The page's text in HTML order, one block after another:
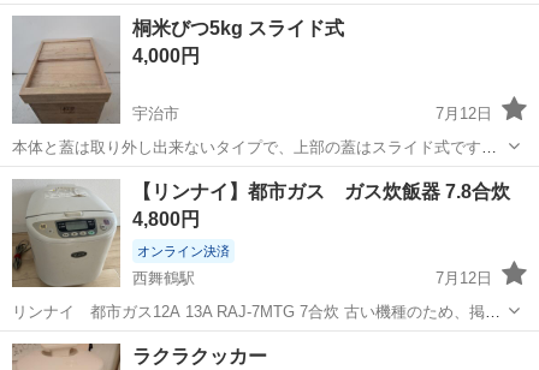
桐米びつ5kg スライド式
4,000円
宇治市
7月12日
本体と蓋は取り外し出来ないタイプで、上部の蓋はスライド式です。
底には網が備え付けてあります。 桐は防虫効果が高く、カビの発生を
抑える効果があります。湿気が増えると水分を吸収し、乾燥すると水
分を吐き出すので、容器の環境を一...
京都 宇治市 キッチン家電 米びつ
【リンナイ】都市ガス ガス炊飯器 7.8合炊
4,800円
オンライン決済
西舞鶴駅
7月12日
リンナイ 都市ガス12A 13A RAJ-7MTG 7合炊 古い機種のため、掲載
写真の通り蓋に数ヶ所ひび割れやステッカー捲れがありますが、問題
なくガス火で美味しいごはんが炊けます。 ロゴは東邦ガスですが、大
京都 舞鶴市 西舞鶴駅
ラクラクッカー